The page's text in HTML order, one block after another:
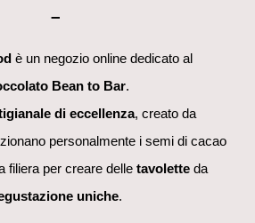
–
è un negozio online dedicato al
Bean to Bar.
di eccellenza, creato da
personalmente i semi di cacao
filiera per creare delle tavolette da
uniche.